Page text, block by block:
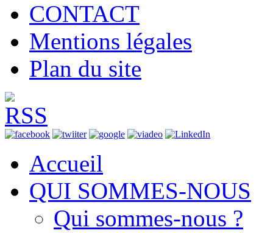
CONTACT
Mentions légales
Plan du site
Accueil
QUI SOMMES-NOUS
Qui sommes-nous ?